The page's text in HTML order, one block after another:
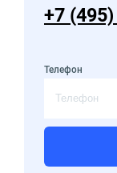
+7
Телефон